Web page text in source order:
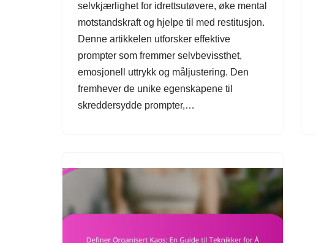
selvkjærlighet for idrettsutøvere, øke mental
motstandskraft og hjelpe til med restitusjon.
Denne artikkelen utforsker effektive
prompter som fremmer selvbevissthet,
emosjonell uttrykk og måljustering. Den
fremhever de unike egenskapene til
skreddersydde prompter,…